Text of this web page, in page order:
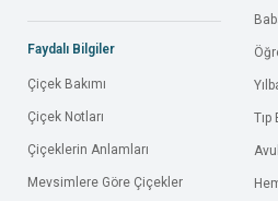
Faydalı Bilgiler
Çiçek Bakımı
Çiçek Notları
Çiçeklerin Anlamları
Mevsimlere Göre Çiçekler
Tıp